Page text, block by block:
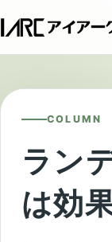
COLUMN
ラン
は効